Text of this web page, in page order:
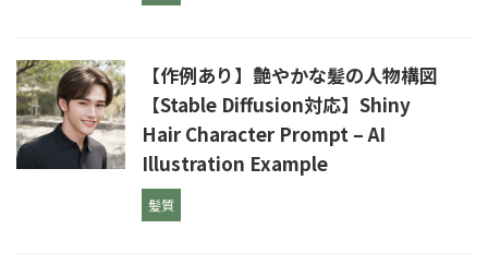
【作例あり】艶やかな髪の人物構図
【Stable Diffusion対応】Shiny
Hair Character Prompt – AI
Illustration Example
髪質